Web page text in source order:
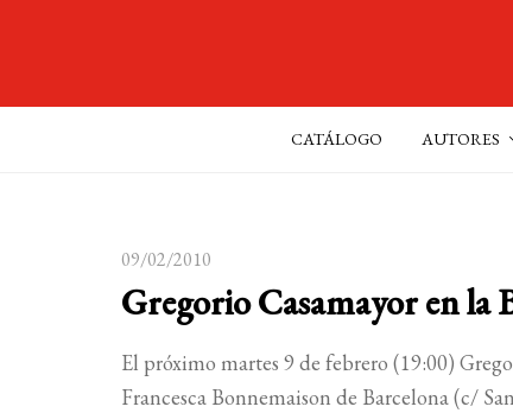
CATÁLOGO AUTORES
09/02/2010
Gregorio Casamayor en la
El próximo martes 9 de febrero (19:00)
Francesca Bonnemaison de Barcelona (c/